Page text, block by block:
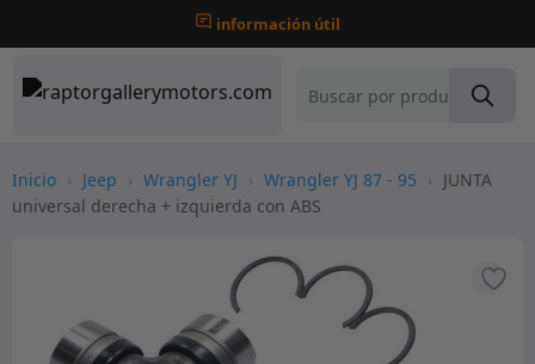
información útil
Inicio › Jeep › Wrangler YJ › Wrangler YJ 87 - 95 › JUNTA
universal derecha + izquierda con ABS